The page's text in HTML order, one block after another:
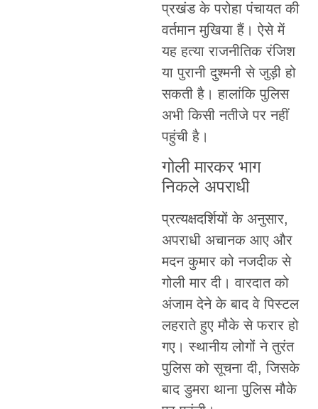
प्रखंड के परोहा पंचायत की
वर्तमान मुखिया हैं। ऐसे में
यह हत्या राजनीतिक रंजिश
या पुरानी दुश्मनी से जुड़ी हो
सकती है। हालांकि पुलिस
अभी किसी नतीजे पर नहीं
पहुंची है।
गोली मारकर भाग
निकले अपराधी
प्रत्यक्षदर्शियों के अनुसार,
अपराधी अचानक आए और
मदन कुमार को नजदीक से
गोली मार दी। वारदात को
अंजाम देने के बाद वे पिस्टल
लहराते हुए मौके से फरार हो
गए। स्थानीय लोगों ने तुरंत
पुलिस को सूचना दी, जिसके
बाद डुमरा थाना पुलिस मौके